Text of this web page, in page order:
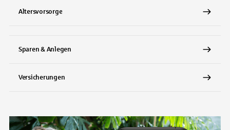
Altersvorsorge
Sparen & Anlegen
Versicherungen